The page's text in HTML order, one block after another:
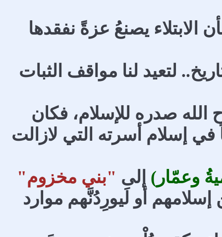
الابتلاء يصنعُ عزةً نفقدها
لتعيد لنا مواقف الثبات
صدره للإسلام، فكان
إسلام أسرته التي لازالت
وعمّار) إلى "بني مخزوم"
أو لَيورِدُنَّهم موارد